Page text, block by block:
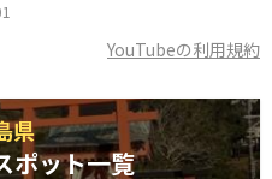
YouTubeの利用規約
県
ポット一覧